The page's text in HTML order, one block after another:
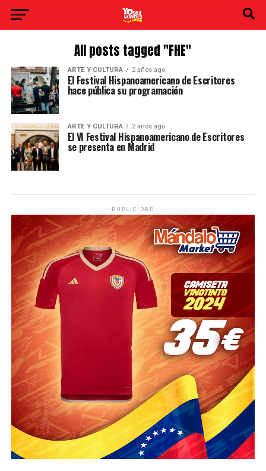
All posts tagged "FHE"
ARTE Y CULTURA 2 años ago
El Festival Hispanoamericano de Escritores
hace pública su programación
ARTE Y CULTURA 2 años ago
El VI Festival Hispanoamericano de Escritores
se presenta en Madrid
PUBLICIDAD